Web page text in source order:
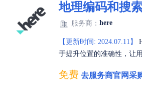
地理编码和搜
服务商： here
【更新时间: 2024.07.11】
于提升位置的准确性，让
免费 去服务商官网采